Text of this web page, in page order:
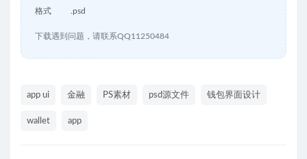
格式 .psd
下载遇到问题，请联系QQ11250484
app ui 金融 PS素材 psd源文件 钱包界面设计
wallet app